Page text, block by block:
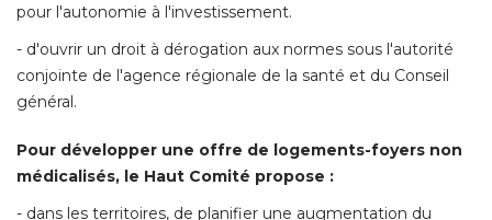
pour l'autonomie à l'investissement.
- d'ouvrir un droit à dérogation aux normes sous l'autorité
conjointe de l'agence régionale de la santé et du Conseil
général.
Pour développer une offre de logements-foyers non
médicalisés, le Haut Comité propose :
- dans les territoires, de planifier une augmentation du